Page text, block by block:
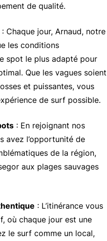
de qualité.
: Chaque jour, Arnaud, notre
les conditions
spot le plus adapté pour
Que les vagues soient
et puissantes, vous
de surf possible.
: En rejoignant nos
avez l’opportunité de
de la région,
aux plages sauvages
: L’itinérance vous
où chaque jour est une
le surf comme un local,